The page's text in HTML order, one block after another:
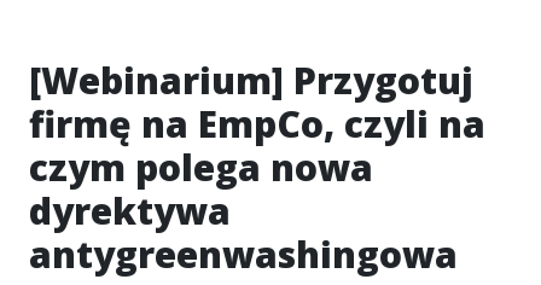
[Webinarium] Przygotuj
firmę na EmpCo, czyli na
czym polega nowa
dyrektywa
antygreenwashingowa